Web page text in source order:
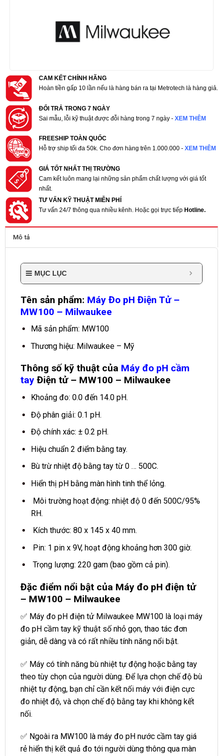
CAM KẾT CHÍNH HÃNG
Hoàn tiền gấp 10 lần nếu là hàng bán ra tại Metrotech là hàng giả.
ĐỔI TRẢ TRONG 7 NGÀY
Sai mẫu, lỗi kỹ thuật được đỗi hàng trong 7 ngày - XEM THÊM
FREESHIP TOÀN QUỐC
Hỗ trợ ship tối đa 50k. Cho đơn hàng trên 1.000.000 - XEM THÊM
GIÁ TỐT NHẤT THỊ TRƯỜNG
Cam kết luôn mang lại những sản phẩm chất lượng với giá tốt
nhất.
TƯ VẤN KỸ THUẬT MIỄN PHÍ
Tư vấn 24/7 thông qua nhiều kênh. Hoặc gọi trực tiếp Hotline.
Mô tả
MỤC LỤC
Tên sản phẩm: Máy Đo pH Điện Tử –
MW100 – Milwaukee
Mã sản phẩm: MW100
Thương hiệu: Milwaukee – Mỹ
Thông số kỹ thuật của Máy đo pH cầm
tay Điện tử – MW100 – Milwaukee
Khoảng đo: 0.0 đến 14.0 pH.
Độ phân giải: 0.1 pH.
Độ chính xác: ± 0.2 pH.
Hiệu chuẩn 2 điểm bằng tay.
Bù trừ nhiệt độ bằng tay từ 0 … 500C.
Hiển thị pH bằng màn hình tinh thể lỏng.
Môi trường hoạt động: nhiệt độ 0 đến 500C/95%
RH.
Kích thước: 80 x 145 x 40 mm.
Pin: 1 pin x 9V, hoạt động khoảng hơn 300 giờ.
Trọng lượng: 220 gam (bao gồm cả pin).
Đặc điểm nổi bật của Máy đo pH điện tử
– MW100 – Milwaukee
✅ Máy đo pH điện tử Milwaukee MW100 là loại máy
đo pH cầm tay kỹ thuật số nhỏ gọn, thao tác đơn
giản, dễ dàng và có rất nhiều tính năng nổi bật.
✅ Máy có tính năng bù nhiệt tự động hoặc bằng tay
theo tùy chọn của người dùng. Để lựa chọn chế độ bù
nhiệt tự động, bạn chỉ cần kết nối máy với điện cực
đo nhiệt độ, và chọn chế độ bằng tay khi không kết
nối.
✅ Ngoài ra MW100 là máy đo pH nước cầm tay giá
rẻ hiển thị kết quả đo tới người dùng thông qua màn